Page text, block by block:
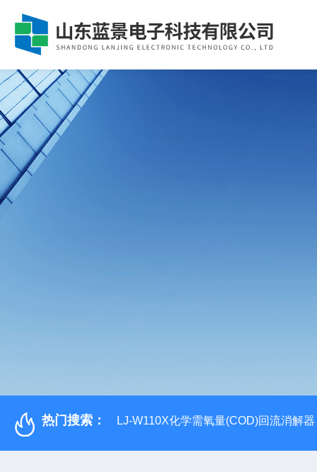
热门搜索： LJ-W110X化学需氧量(COD)回流消解器